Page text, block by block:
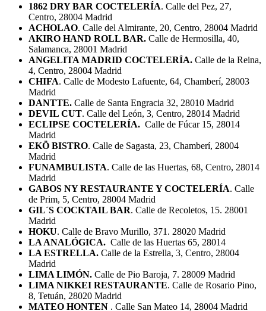
1862 DRY BAR COCTELERÍA. Calle del Pez, 27,
Centro, 28004 Madrid
ACHOLAO. Calle del Almirante, 20, Centro, 28004 Madrid
AKIRO HAND ROLL BAR. Calle de Hermosilla, 40,
Salamanca, 28001 Madrid
ANGELITA MADRID COCTELERÍA. Calle de la Reina,
4, Centro, 28004 Madrid
CHIFA. Calle de Modesto Lafuente, 64, Chamberí, 28003
Madrid
DANTTE. Calle de Santa Engracia 32, 28010 Madrid
DEVIL CUT. Calle del León, 3, Centro, 28014 Madrid
ECLIPSE COCTELERÍA. Calle de Fúcar 15, 28014
Madrid
EKÖ BISTRO. Calle de Sagasta, 23, Chamberí, 28004
Madrid
FUNAMBULISTA. Calle de las Huertas, 68, Centro, 28014
Madrid
GABOS NY RESTAURANTE Y COCTELERÍA. Calle
de Prim, 5, Centro, 28004 Madrid
GIL´S COCKTAIL BAR. Calle de Recoletos, 15. 28001
Madrid
HOKU. Calle de Bravo Murillo, 371. 28020 Madrid
LA ANALÓGICA. Calle de las Huertas 65, 28014
LA ESTRELLA. Calle de la Estrella, 3, Centro, 28004
Madrid
LIMA LIMÓN. Calle de Pio Baroja, 7. 28009 Madrid
LIMA NIKKEI RESTAURANTE. Calle de Rosario Pino,
8, Tetuán, 28020 Madrid
MATEO HONTEN . Calle San Mateo 14, 28004 Madrid